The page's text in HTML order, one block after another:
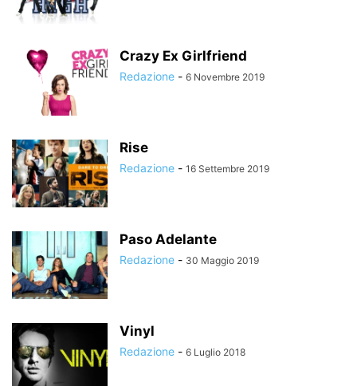
Crazy Ex Girlfriend
Redazione - 6 Novembre 2019
Rise
Redazione - 16 Settembre 2019
Paso Adelante
Redazione - 30 Maggio 2019
Vinyl
Redazione - 6 Luglio 2018